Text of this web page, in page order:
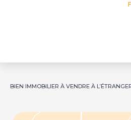
BIEN IMMOBILIER À VENDRE À